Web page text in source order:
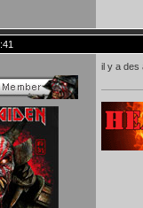
il y a des